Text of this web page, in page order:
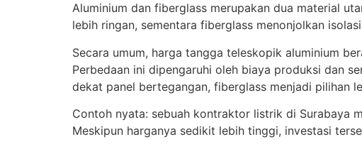
Aluminium dan fiberglass merupakan dua material
lebih ringan, sementara fiberglass menonjolkan
Secara umum, harga tangga teleskopik aluminium
Perbedaan ini dipengaruhi oleh biaya produksi dan
dekat panel bertegangan, fiberglass menjadi pilihan
Contoh nyata: sebuah kontraktor listrik di Surabaya
Meskipun harganya sedikit lebih tinggi, investasi